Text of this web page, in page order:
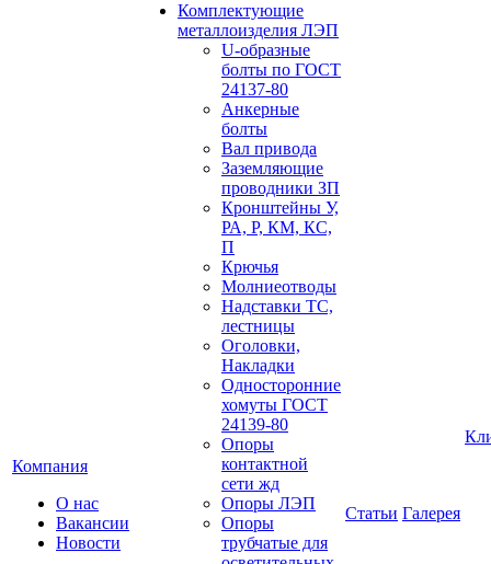
Компания
О нас
Вакансии
Новости
Комплектующие
металлоизделия ЛЭП
U-образные
болты по ГОСТ
24137-80
Анкерные
болты
Вал привода
Заземляющие
проводники ЗП
Кронштейны У,
РА, Р, КМ, КС,
П
Крючья
Молниеотводы
Надставки ТС,
лестницы
Оголовки,
Накладки
Односторонние
хомуты ГОСТ
24139-80
Опоры
контактной
сети жд
Опоры ЛЭП
Опоры
трубчатые для
Статьи Галерея